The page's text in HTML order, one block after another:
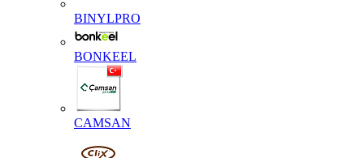
BINYLPRO
BONKEEL
CAMSAN